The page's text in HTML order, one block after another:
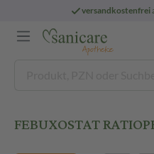
versandkostenfrei
FEBUXOSTAT